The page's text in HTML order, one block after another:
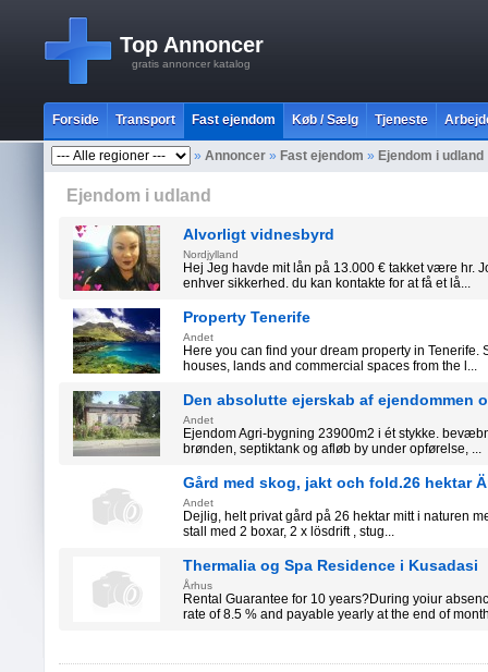
Top Annoncer
gratis annoncer katalog
Forside Transport Fast ejendom Køb / Sælg Tjeneste
» Annoncer » Fast ejendom » Ejendom i udland
Ejendom i udland
Alvorligt vidnesbyrd
Nordjylland
Hej Jeg havde mit lån på 13.000 € takket være hr.
enhver sikkerhed. du kan kontakte for at få et lå...
Property Tenerife
Andet
Here you can find your dream property in
houses, lands and commercial spaces from the l...
Den absolutte ejerskab af ejendommen
Andet
Ejendom Agri-bygning 23900m2 i ét stykke.
brønden, septiktank og afløb by under opførelse, ...
Gård med skog, jakt och fold.26 hektar
Andet
Dejlig, helt privat gård på 26 hektar mitt i naturen
stall med 2 boxar, 2 x lösdrift , stug...
Thermalia og Spa Residence i Kusadasi
Århus
Rental Guarantee for 10 years?During yoiur
rate of 8.5 % and payable yearly at the end of